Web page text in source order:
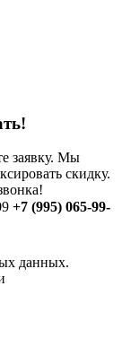
заявку. Мы
скидку.
+7 (995) 065-99-
данных.